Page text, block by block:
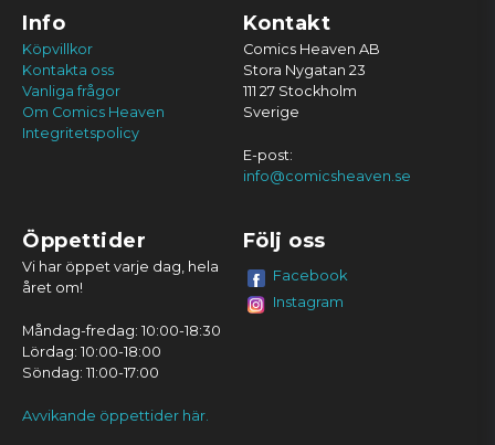
Info
Köpvillkor
Kontakta oss
Vanliga frågor
Om Comics Heaven
Integritetspolicy
Kontakt
Comics Heaven AB
Stora Nygatan 23
111 27 Stockholm
Sverige
E-post:
info@comicsheaven.se
Öppettider
Vi har öppet varje dag, hela
året om!
Måndag-fredag: 10:00-18:30
Lördag: 10:00-18:00
Söndag: 11:00-17:00
Avvikande öppettider här.
Följ oss
Facebook
Instagram